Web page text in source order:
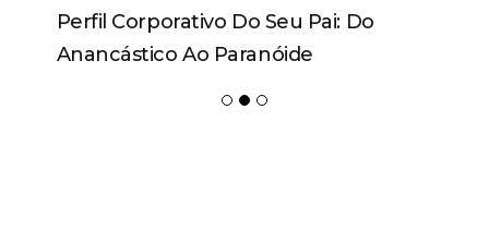
Perfil Corporativo Do Seu Pai: Do
Anancástico Ao Paranóide